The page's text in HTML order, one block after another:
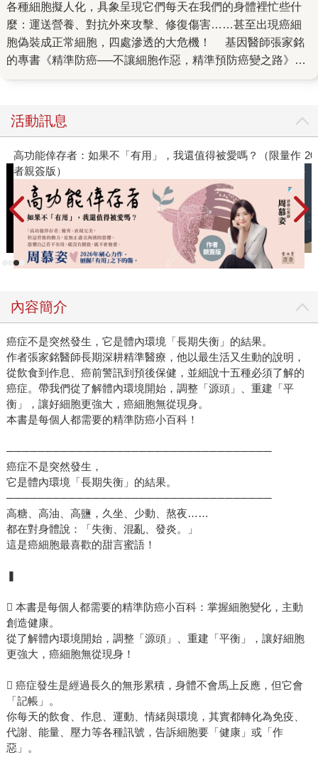
各種細胞擬人化，具象呈現它們每天在我們的身體裡忙些什
麼：運送營養、對抗外來攻擊、修復傷害……甚至出現癌細
胞偽裝成正常細胞，四處滲透的大危機！ 基因醫師張家銘
的專書《精準防癌──不讓細胞作惡，精準預防癌變之路》，
概念：「癌症不是突然發生，它是體內環境長期失衡的結
果。」 比如，胃不舒服是現代人常見的毛病。不過千萬別
不當一回事，因為放著長期胃發炎不管，你的胃受苦太久，
為了自尋生路，可能會轉而「學當腸子」（這叫做「腸上皮
化生」）──而這有可能慢慢演變成胃癌。 ● 把我們的身
體環境想像成一片土壤，這便是細胞的生長環境，諸如內分
泌、代謝、壓力、睡眠、腸道菌等，每一種都是重要的體內
核心。當這些關鍵核心維持平衡時，就是一個健康人。 然
而，你的每一下呼吸、每一口吃喝、每一次失眠或好睡、選
是走向失衡、長期偏移，交互影響之下，可能會導致病變。
隨著現代人的壓力山大、飲食不均、多坐少動、環境汙
染……癌症似乎也離我們愈來愈近。因此本書將「你必須了
解的十五種癌症」一一細說分明：鼻咽癌在東亞特別常見？
「鮪魚肚」暗藏著攝護腺癌的風險？還有大腸癌，近年為何
有愈來愈多的年輕患者？ ● 雖然「敵暗我明」，我們看
不見自己體內發生了什麼事，不過那日積月累的變化趨勢，
能「知己知彼」，並透過吃對食物、養好習慣等等日常調
整，走在癌變之前，不給細胞作惡的機會。 這本書是寫給
大家的防癌專書，同時，也可以說是為每一個人量身寫就──
的情況，想一想這三件事： 1.我的體內環境，在哪些核心可
能已經偏移？ 2.在這樣的背景下，我的細胞可能出現什麼反
活動訊息
量作 2026年8月金石堂強力推薦
內容簡介
癌症不是突然發生，它是體內環境「長期失衡」的結果。
作者張家銘醫師長期深耕精準醫療，他以最生活又生動的說明，
從飲食到作息、癌前警訊到預後保健，並細說十五種必須了解的
癌症。帶我們從了解體內環境開始，調整「源頭」、重建「平
衡」，讓好細胞更強大，癌細胞無從現身。
本書是每個人都需要的精準防癌小百科！
──────────────────────────────────
癌症不是突然發生，
它是體內環境「長期失衡」的結果。
──────────────────────────────────
高糖、高油、高鹽，久坐、少動、熬夜……
都在對身體說：「失衡、混亂、發炎。」
這是癌細胞最喜歡的甜言蜜語！
▍
 本書是每個人都需要的精準防癌小百科：掌握細胞變化，主動
創造健康。
從了解體內環境開始，調整「源頭」、重建「平衡」，讓好細胞
更強大，癌細胞無從現身！
 癌症發生是經過長久的無形累積，身體不會馬上反應，但它會
「記帳」。
你每天的飲食、作息、運動、情緒與環境，其實都轉化為免疫、
代謝、能量、壓力等各種訊號，告訴細胞要「健康」或「作
惡」。